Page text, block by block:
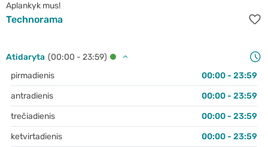
Aplankyk mus!
Technorama
Atidaryta (00:00 - 23:59)
pirmadienis
00:00 - 23:59
antradienis
00:00 - 23:59
trečiadienis
00:00 - 23:59
ketvirtadienis
00:00 - 23:59